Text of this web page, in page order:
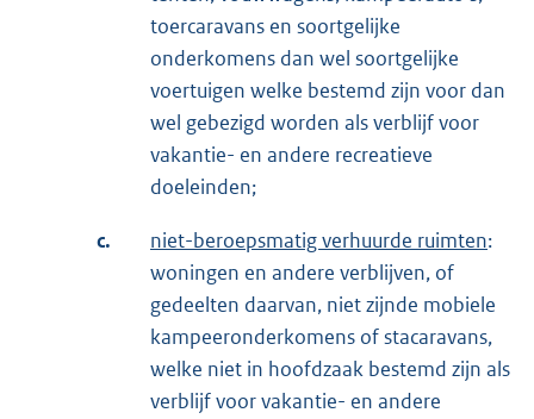
toercaravans en soortgelijke
onderkomens dan wel soortgelijke
voertuigen welke bestemd zijn voor dan
wel gebezigd worden als verblijf voor
vakantie- en andere recreatieve
doeleinden;
c. niet-beroepsmatig verhuurde ruimten:
woningen en andere verblijven, of
gedeelten daarvan, niet zijnde mobiele
kampeeronderkomens of stacaravans,
welke niet in hoofdzaak bestemd zijn als
verblijf voor vakantie- en andere